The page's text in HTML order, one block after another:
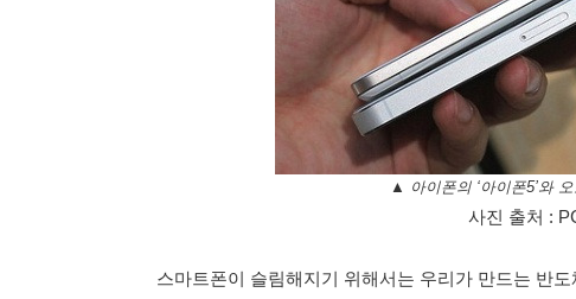
▲ 아이폰의 ‘아이폰5’와 오
사진 출처 :
스마트폰이 슬림해지기 위해서는 우리가 만드는 반